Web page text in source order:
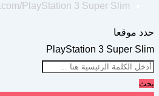
PlayStation 3 Super Slim
حدد موقعا
PlayStation 3 Super Slim
بحث